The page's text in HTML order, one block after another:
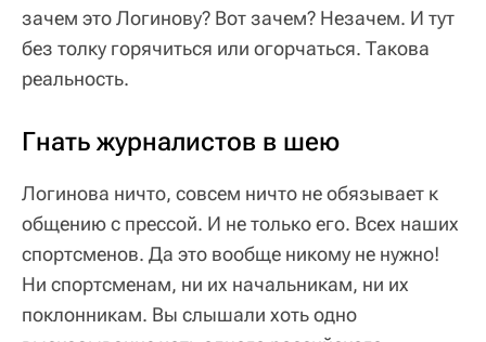
зачем это Логинову? Вот зачем? Незачем. И тут
без толку горячиться или огорчаться. Такова
реальность.
Гнать журналистов в шею
Логинова ничто, совсем ничто не обязывает к
общению с прессой. И не только его. Всех наших
спортсменов. Да это вообще никому не нужно!
Ни спортсменам, ни их начальникам, ни их
поклонникам. Вы слышали хоть одно